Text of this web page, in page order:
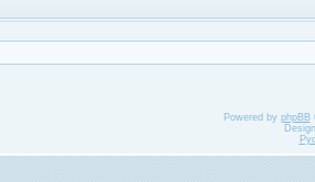
Powered by phpBB